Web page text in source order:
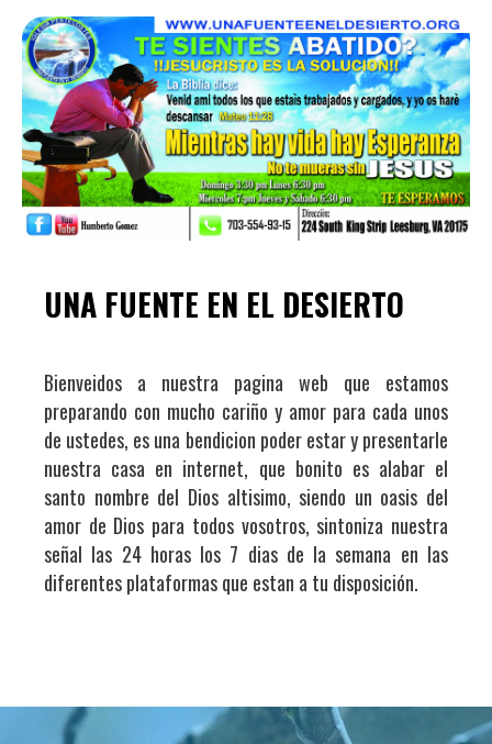
UNA FUENTE EN EL DESIERTO
Bienveidos a nuestra pagina web que estamos
preparando con mucho cariño y amor para cada unos
de ustedes, es una bendicion poder estar y presentarle
nuestra casa en internet, que bonito es alabar el
santo nombre del Dios altisimo, siendo un oasis del
amor de Dios para todos vosotros, sintoniza nuestra
señal las 24 horas los 7 dias de la semana en las
diferentes plataformas que estan a tu disposición.